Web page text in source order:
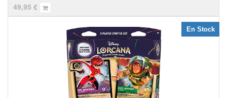
49,95 €
En Stock